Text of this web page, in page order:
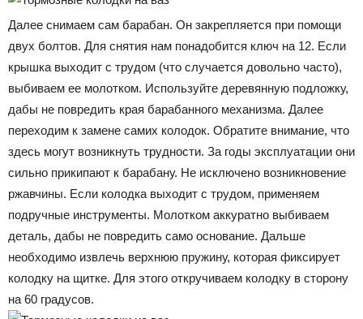
Далее снимаем сам барабан. Он закрепляется при помощи
двух болтов. Для снятия нам понадобится ключ на 12. Если
крышка выходит с трудом (что случается довольно часто),
выбиваем ее молотком. Используйте деревянную подложку,
дабы не повредить края барабанного механизма. Далее
переходим к замене самих колодок. Обратите внимание, что
здесь могут возникнуть трудности. За годы эксплуатации они
сильно прикипают к барабану. Не исключено возникновение
ржавчины. Если колодка выходит с трудом, применяем
подручные инструменты. Молотком аккуратно выбиваем
деталь, дабы не повредить само основание. Дальше
необходимо извлечь верхнюю пружину, которая фиксирует
колодку на щитке. Для этого откручиваем колодку в сторону
на 60 градусов.